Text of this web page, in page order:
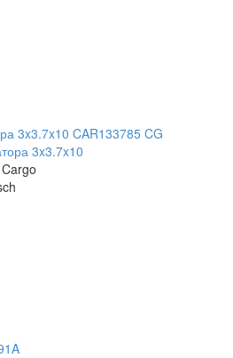
3x3.7x10 CAR133785 CG
Cargo